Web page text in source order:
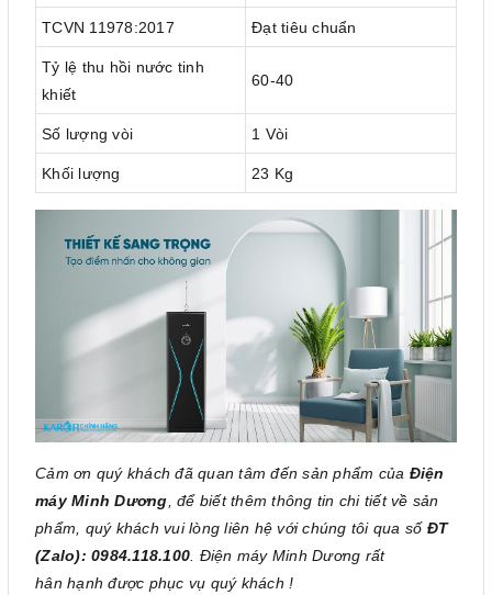
TCVN 11978:2017 Đạt tiêu chuẩn
Tỷ lệ thu hồi nước tinh
khiết
60-40
Số lượng vòi 1 Vòi
Khối lượng 23 Kg
Cảm ơn quý khách đã quan tâm đến sản phẩm của Điện
máy Minh Dương , để biết thêm thông tin chi tiết về sản
phẩm, quý khách vui lòng liên hệ với chúng tôi qua số ĐT
(Zalo): 0984.118.100 . Điện máy Minh Dương rất
hân hạnh được phục vụ quý khách !